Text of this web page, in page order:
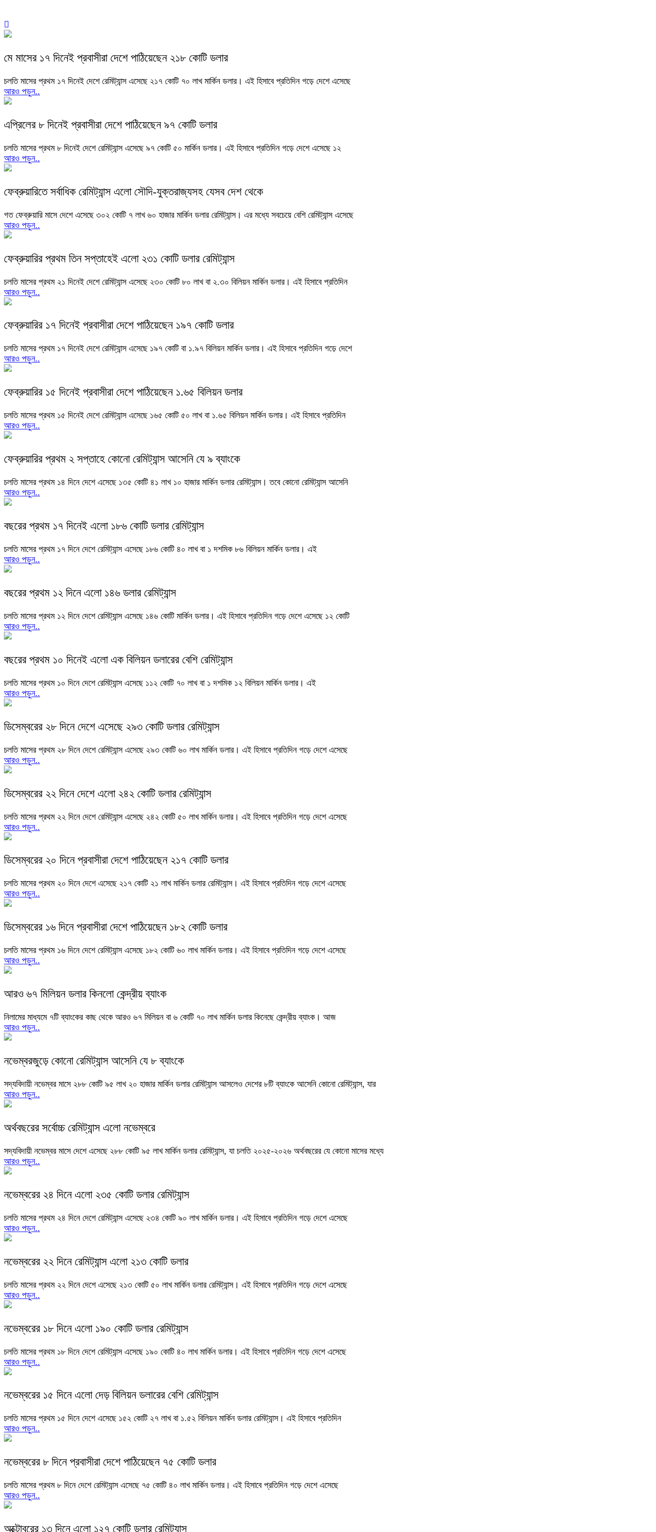
মে মাসের ১৭ দিনেই প্রবাসীরা দেশে পাঠিয়েছেন ২১৮ কোটি ডলার
চলতি মাসের প্রথম ১৭ দিনেই দেশে রেমিট্যান্স এসেছে ২১৭ কোটি ৭০ লাখ মার্কিন ডলার। এই হিসাবে প্রতিদিন গড়ে দেশে এসেছে
আরও পড়ুন..
এপ্রিলের ৮ দিনেই প্রবাসীরা দেশে পাঠিয়েছেন ৯৭ কোটি ডলার
চলতি মাসের প্রথম ৮ দিনেই দেশে রেমিট্যান্স এসেছে ৯৭ কোটি ৫০ মার্কিন ডলার। এই হিসাবে প্রতিদিন গড়ে দেশে এসেছে ১২
আরও পড়ুন..
ফেব্রুয়ারিতে সর্বাধিক রেমিট্যান্স এলো সৌদি-যুক্তরাজ্যসহ যেসব দেশ থেকে
গত ফেব্রুয়ারি মাসে দেশে এসেছে ৩০২ কোটি ৭ লাখ ৬০ হাজার মার্কিন ডলার রেমিট্যান্স। এর মধ্যে সবচেয়ে বেশি রেমিট্যান্স এসেছে
আরও পড়ুন..
ফেব্রুয়ারির প্রথম তিন সপ্তাহেই এলো ২৩১ কোটি ডলার রেমিট্যান্স
চলতি মাসের প্রথম ২১ দিনেই দেশে রেমিট্যান্স এসেছে ২৩০ কোটি ৮০ লাখ বা ২.৩০ বিলিয়ন মার্কিন ডলার। এই হিসাবে প্রতিদিন
আরও পড়ুন..
ফেব্রুয়ারির ১৭ দিনেই প্রবাসীরা দেশে পাঠিয়েছেন ১৯৭ কোটি ডলার
চলতি মাসের প্রথম ১৭ দিনেই দেশে রেমিট্যান্স এসেছে ১৯৭ কোটি বা ১.৯৭ বিলিয়ন মার্কিন ডলার। এই হিসাবে প্রতিদিন গড়ে দেশে
আরও পড়ুন..
ফেব্রুয়ারির ১৫ দিনেই প্রবাসীরা দেশে পাঠিয়েছেন ১.৬৫ বিলিয়ন ডলার
চলতি মাসের প্রথম ১৫ দিনেই দেশে রেমিট্যান্স এসেছে ১৬৫ কোটি ৫০ লাখ বা ১.৬৫ বিলিয়ন মার্কিন ডলার। এই হিসাবে প্রতিদিন
আরও পড়ুন..
ফেব্রুয়ারির প্রথম ২ সপ্তাহে কোনো রেমিট্যান্স আসেনি যে ৯ ব্যাংকে
চলতি মাসের প্রথম ১৪ দিনে দেশে এসেছে ১৩৫ কোটি ৪১ লাখ ১০ হাজার মার্কিন ডলার রেমিট্যান্স। তবে কোনো রেমিট্যান্স আসেনি
আরও পড়ুন..
বছরের প্রথম ১৭ দিনেই এলো ১৮৬ কোটি ডলার রেমিট্যান্স
চলতি মাসের প্রথম ১৭ দিনে দেশে রেমিট্যান্স এসেছে ১৮৬ কোটি ৪০ লাখ বা ১ দশমিক ৮৬ বিলিয়ন মার্কিন ডলার। এই
আরও পড়ুন..
বছরের প্রথম ১২ দিনে এলো ১৪৬ ডলার রেমিট্যান্স
চলতি মাসের প্রথম ১২ দিনে দেশে রেমিট্যান্স এসেছে ১৪৬ কোটি মার্কিন ডলার। এই হিসাবে প্রতিদিন গড়ে দেশে এসেছে ১২ কোটি
আরও পড়ুন..
বছরের প্রথম ১০ দিনেই এলো এক বিলিয়ন ডলারের বেশি রেমিট্যান্স
চলতি মাসের প্রথম ১০ দিনে দেশে রেমিট্যান্স এসেছে ১১২ কোটি ৭০ লাখ বা ১ দশমিক ১২ বিলিয়ন মার্কিন ডলার। এই
আরও পড়ুন..
ডিসেম্বরের ২৮ দিনে দেশে এসেছে ২৯৩ কোটি ডলার রেমিট্যান্স
চলতি মাসের প্রথম ২৮ দিনে দেশে রেমিট্যান্স এসেছে ২৯৩ কোটি ৬০ লাখ মার্কিন ডলার। এই হিসাবে প্রতিদিন গড়ে দেশে এসেছে
আরও পড়ুন..
ডিসেম্বরের ২২ দিনে দেশে এলো ২৪২ কোটি ডলার রেমিট্যান্স
চলতি মাসের প্রথম ২২ দিনে দেশে রেমিট্যান্স এসেছে ২৪২ কোটি ৫০ লাখ মার্কিন ডলার। এই হিসাবে প্রতিদিন গড়ে দেশে এসেছে
আরও পড়ুন..
ডিসেম্বরের ২০ দিনে প্রবাসীরা দেশে পাঠিয়েছেন ২১৭ কোটি ডলার
চলতি মাসের প্রথম ২০ দিনে দেশে এসেছে ২১৭ কোটি ২১ লাখ মার্কিন ডলার রেমিট্যান্স। এই হিসাবে প্রতিদিন গড়ে দেশে এসেছে
আরও পড়ুন..
ডিসেম্বরের ১৬ দিনে প্রবাসীরা দেশে পাঠিয়েছেন ১৮২ কোটি ডলার
চলতি মাসের প্রথম ১৬ দিনে দেশে রেমিট্যান্স এসেছে ১৮২ কোটি ৬০ লাখ মার্কিন ডলার। এই হিসাবে প্রতিদিন গড়ে দেশে এসেছে
আরও পড়ুন..
আরও ৬৭ মিলিয়ন ডলার কিনলো কেন্দ্রীয় ব্যাংক
নিলামের মাধ্যমে ৭টি ব্যাংকের কাছ থেকে আরও ৬৭ মিলিয়ন বা ৬ কোটি ৭০ লাখ মার্কিন ডলার কিনেছে কেন্দ্রীয় ব্যাংক। আজ
আরও পড়ুন..
নভেম্বরজুড়ে কোনো রেমিট্যান্স আসেনি যে ৮ ব্যাংকে
সদ্যবিদায়ী নভেম্বর মাসে ২৮৮ কোটি ৯৫ লাখ ২০ হাজার মার্কিন ডলার রেমিট্যান্স আসলেও দেশের ৮টি ব্যাংকে আসেনি কোনো রেমিট্যান্স, যার
আরও পড়ুন..
অর্থবছরের সর্বোচ্চ রেমিট্যান্স এলো নভেম্বরে
সদ্যবিদায়ী নভেম্বর মাসে দেশে এসেছে ২৮৮ কোটি ৯৫ লাখ মার্কিন ডলার রেমিট্যান্স, যা চলতি ২০২৫-২০২৬ অর্থবছরের যে কোনো মাসের মধ্যে
আরও পড়ুন..
নভেম্বরের ২৪ দিনে এলো ২৩৫ কোটি ডলার রেমিট্যান্স
চলতি মাসের প্রথম ২৪ দিনে দেশে রেমিট্যান্স এসেছে ২৩৪ কোটি ৯০ লাখ মার্কিন ডলার। এই হিসাবে প্রতিদিন গড়ে দেশে এসেছে
আরও পড়ুন..
নভেম্বরের ২২ দিনে রেমিট্যান্স এলো ২১৩ কোটি ডলার
চলতি মাসের প্রথম ২২ দিনে দেশে এসেছে ২১৩ কোটি ৫০ লাখ মার্কিন ডলার রেমিট্যান্স। এই হিসাবে প্রতিদিন গড়ে দেশে এসেছে
আরও পড়ুন..
নভেম্বরের ১৮ দিনে এলো ১৯০ কোটি ডলার রেমিট্যান্স
চলতি মাসের প্রথম ১৮ দিনে দেশে রেমিট্যান্স এসেছে ১৯০ কোটি ৪০ লাখ মার্কিন ডলার। এই হিসাবে প্রতিদিন গড়ে দেশে এসেছে
আরও পড়ুন..
নভেম্বরের ১৫ দিনে এলো দেড় বিলিয়ন ডলারের বেশি রেমিট্যান্স
চলতি মাসের প্রথম ১৫ দিনে দেশে এসেছে ১৫২ কোটি ২৭ লাখ বা ১.৫২ বিলিয়ন মার্কিন ডলার রেমিট্যান্স। এই হিসাবে প্রতিদিন
আরও পড়ুন..
নভেম্বরের ৮ দিনে প্রবাসীরা দেশে পাঠিয়েছেন ৭৫ কোটি ডলার
চলতি মাসের প্রথম ৮ দিনে দেশে রেমিট্যান্স এসেছে ৭৫ কোটি ৪০ লাখ মার্কিন ডলার। এই হিসাবে প্রতিদিন গড়ে দেশে এসেছে
আরও পড়ুন..
অক্টোবরের ১৩ দিনে এলো ১২৭ কোটি ডলার রেমিট্যান্স